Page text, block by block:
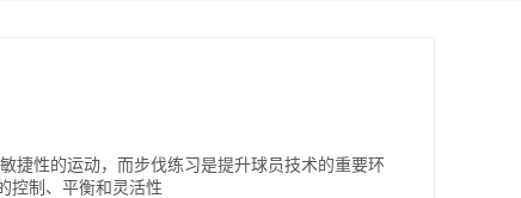
捷性的运动，而步伐练习是提升球员技术的重要环
控制、平衡和灵活性